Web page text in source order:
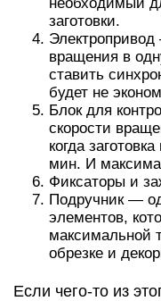
заготовки.
вращения в
ставить
будет не
Блок для
скорости
когда
мин. И
Фиксаторы и
Подручник —
элементов,
максимальной
обрезке и
Если чего-то из